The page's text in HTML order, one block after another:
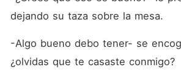
dejando su taza sobre la mesa.
-Algo bueno debo tener- se
¿olvidas que te casaste conmigo?